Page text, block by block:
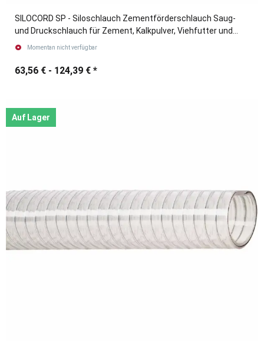
SILOCORD SP - Siloschlauch Zementförderschlauch Saug-
und Druckschlauch für Zement, Kalkpulver, Viehfutter und
andere abrasive Medien.
Momentan nicht verfügbar
63,56 € - 124,39 € *
Auf Lager